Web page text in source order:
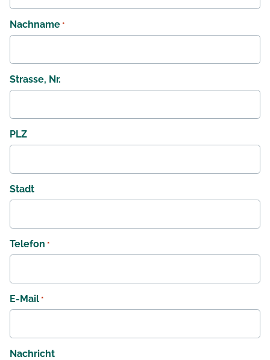
Nachname *
Strasse, Nr.
PLZ
Stadt
Telefon *
E-Mail *
Nachricht